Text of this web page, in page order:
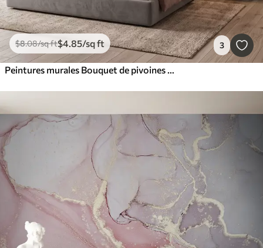
$8.08/sq ft$4.85/sq ft 3
Peintures murales Bouquet de pivoines et de renoncules dans des tons pêche et rose sur fond foncé